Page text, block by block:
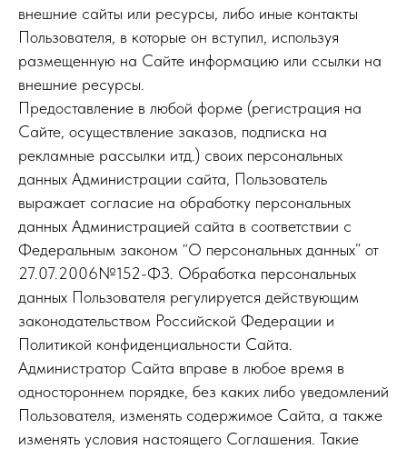
внешние сайты или ресурсы, либо иные контакты
Пользователя, в которые он вступил, используя
размещенную на Сайте информацию или ссылки на
внешние ресурсы.
Предоставление в любой форме (регистрация на
Сайте, осуществление заказов, подписка на
рекламные рассылки итд.) своих персональных
данных Администрации сайта, Пользователь
выражает согласие на обработку персональных
данных Администрацией сайта в соответствии с
Федеральным законом “О персональных данных” от
27.07.2006№152-ФЗ. Обработка персональных
данных Пользователя регулируется действующим
законодательством Российской Федерации и
Политикой конфиденциальности Сайта.
Администратор Сайта вправе в любое время в
одностороннем порядке, без каких либо уведомлений
Пользователя, изменять содержимое Сайта, а также
изменять условия настоящего Соглашения. Такие